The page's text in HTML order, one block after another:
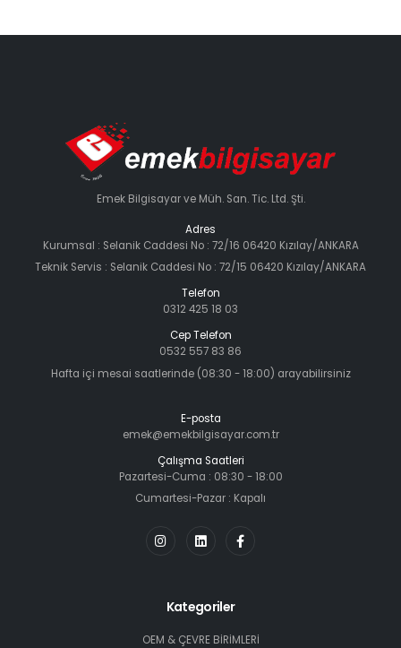
Emek Bilgisayar ve Müh. San. Tic. Ltd. Şti.
Adres
Kurumsal : Selanik Caddesi No : 72/16 06420 Kızılay/ANKARA
Teknik Servis : Selanik Caddesi No : 72/15 06420 Kızılay/ANKARA
Telefon
0312 425 18 03
Cep Telefon
0532 557 83 86
Hafta içi mesai saatlerinde (08:30 - 18:00) arayabilirsiniz
E-posta
emek@emekbilgisayar.com.tr
Çalışma Saatleri
Pazartesi-Cuma : 08:30 - 18:00
Cumartesi-Pazar : Kapalı
Kategoriler
OEM & ÇEVRE BİRİMLERİ